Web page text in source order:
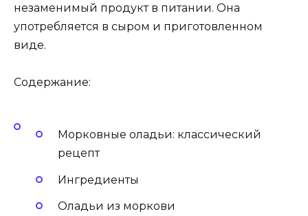
незаменимый продукт в питании. Она
употребляется в сыром и приготовленном
виде.
Содержание:
Морковные оладьи: классический
рецепт
Ингредиенты
Оладьи из моркови